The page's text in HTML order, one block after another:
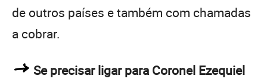
de outros países e também com chamadas
a cobrar.
Se precisar ligar para Coronel Ezequiel